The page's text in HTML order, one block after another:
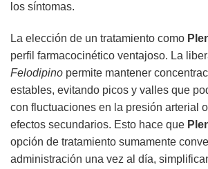
los síntomas.
La elección de un tratamiento como
perfil farmacocinético ventajoso. La
Felodipino permite mantener
estables, evitando picos y valles que
con fluctuaciones en la presión arterial
efectos secundarios. Esto hace que
opción de tratamiento sumamente
administración una vez al día,